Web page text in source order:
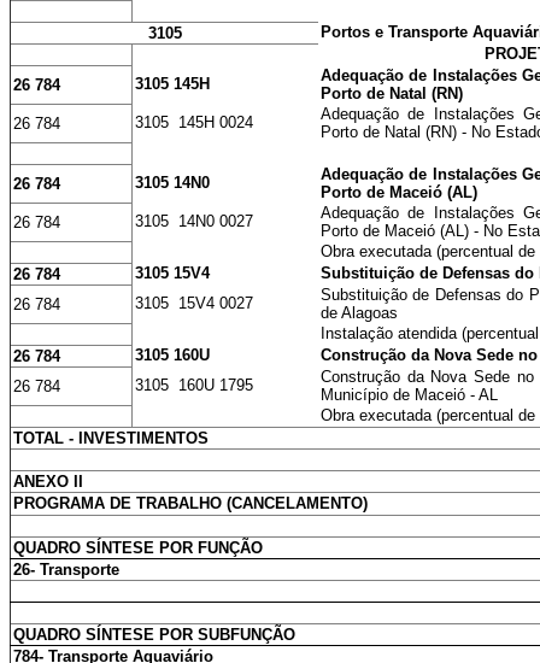
3105
Portos e Transporte
26 784
3105 145H
Adequação de Instalações
Porto de Natal (RN)
26 784
3105 145H 0024
Adequação de Instalações
Porto de Natal (RN) - No
26 784 3105 14N0
Adequação de Instalações
Porto de Maceió (AL)
26 784
3105 14N0 0027
Adequação de Instalações
Porto de Maceió (AL) - No
Obra executada (percentual
26 784
3105 15V4
Substituição de Defensas do
26 784
3105 15V4 0027
Substituição de Defensas do
de Alagoas
Instalação atendida
26 784
3105 160U
Construção da Nova Sede
26 784
3105 160U 1795
Construção da Nova Sede
Município de Maceió - AL
Obra executada (percentual
TOTAL - INVESTIMENTOS
ANEXO II
PROGRAMA DE TRABALHO (CANCELAMENTO)
QUADRO SÍNTESE POR FUNÇÃO
26- Transporte
QUADRO SÍNTESE POR SUBFUNÇÃO
784- Transporte Aquaviário